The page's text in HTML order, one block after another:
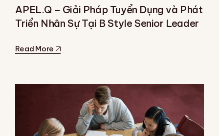
APEL.Q – Giải Pháp Tuyển Dụng và Phát
Triển Nhân Sự Tại B Style Senior Leader
Read More